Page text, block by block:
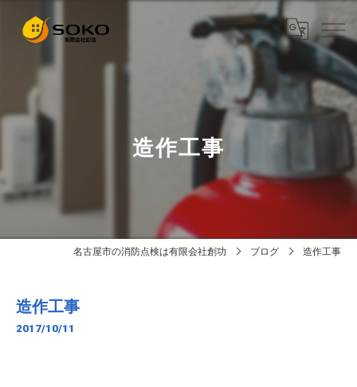
造作工事
名古屋市の消防点検は有限会社創功 ブログ 造作工事
造作工事
2017/10/11